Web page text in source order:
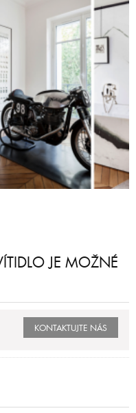
JE MOŽNÉ
KONTAKTUJTE NÁS